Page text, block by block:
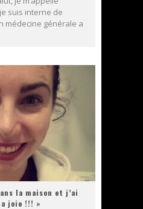
suis interne de
médecine générale a
la maison et j’ai
joie !!! »